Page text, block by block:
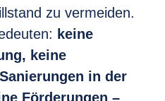
zu vermeiden.
keine
keine
in der
Förderungen –